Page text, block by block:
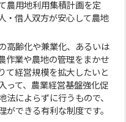
農用地利用集積計画を定
・借人双方が安心して農地
高齢化や兼業化、あるいは
作業や農地の管理をまかせ
て経営規模を拡大したいと
って、農業経営基盤強化促
によらずに行うもので、
できる有利な制度です。